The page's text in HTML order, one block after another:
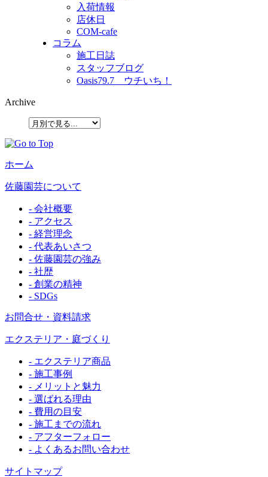
入荷情報
店休日
COM-cafe
コラム
施工日誌
スタッフブログ
Oasis79.7 ウチいち！
Archive
ホーム
佐藤園芸について
- 会社概要
- アクセス
- 経営理念
- 代表あいさつ
- 佐藤園芸の強み
- 社歴
- 創業の精神
- SDGs
お問合せ・資料請求
エクステリア・庭づくり
- エクステリア商品
- 施工事例
- メリットと魅力
- 選ばれる理由
- 費用の目安
- 施工までの流れ
- アフターフォロー
- よくあるお問い合わせ
サイトマップ